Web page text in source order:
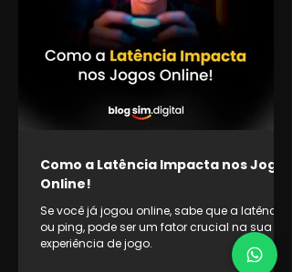
Como a Latência Impacta nos Jogos
Online!
Se você já jogou online, sabe que a latência,
ou ping, pode ser um fator crucial na sua
experiência de jogo.